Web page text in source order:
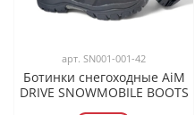
арт. SN001-001-42
Ботинки снегоходные AiM
DRIVE SNOWMOBILE BOOTS